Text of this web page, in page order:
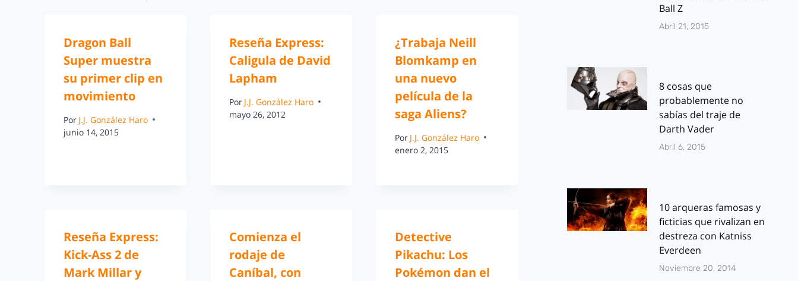
Dragon Ball
Super muestra
su primer clip en
movimiento
Por J.J. González Haro
junio 14, 2015
Reseña Express:
Caligula de David
Lapham
Por J.J. González Haro
mayo 26, 2012
¿Trabaja Neill
Blomkamp en
una nuevo
película de la
saga Aliens?
Por J.J. González Haro
enero 2, 2015
Reseña Express:
Kick-Ass 2 de
Mark Millar y
Comienza el
rodaje de
Caníbal, con
Detective
Pikachu: Los
Pokémon dan el
Ball Z
Abril 21, 2015
8 cosas que
probablemente no
sabías del traje de
Darth Vader
Abril 6, 2015
10 arqueras famosas y
ficticias que rivalizan en
destreza con Katniss
Everdeen
Noviembre 20, 2014